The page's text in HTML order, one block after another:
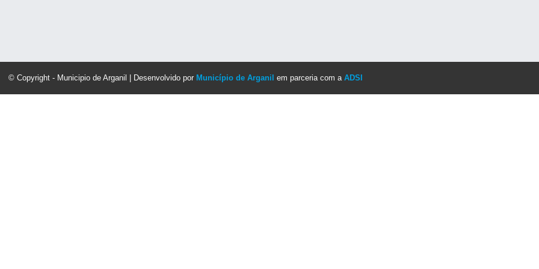
© Copyright - Municipio de Arganil | Desenvolvido por Município de Arganil em parceria com a ADSI